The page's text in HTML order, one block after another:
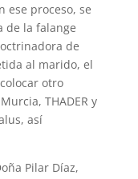
ese proceso, se
de la falange
de
al marido, el
otro
THADER y
así
Pilar Díaz,